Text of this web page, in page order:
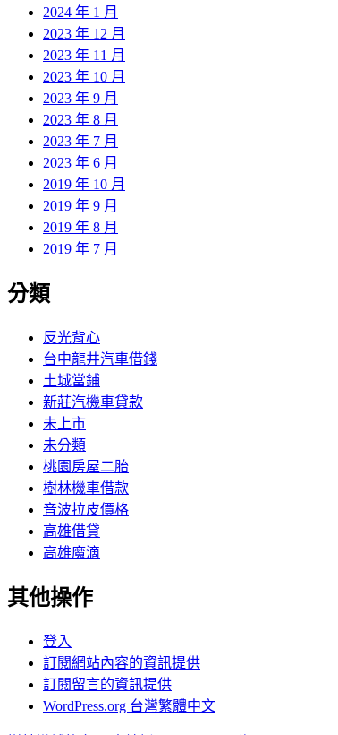
2024 年 1 月
2023 年 12 月
2023 年 11 月
2023 年 10 月
2023 年 9 月
2023 年 8 月
2023 年 7 月
2023 年 6 月
2019 年 10 月
2019 年 9 月
2019 年 8 月
2019 年 7 月
分類
反光背心
台中龍井汽車借錢
土城當鋪
新莊汽機車貸款
未上市
未分類
桃園房屋二胎
樹林機車借款
音波拉皮價格
高雄借貸
高雄魔滴
其他操作
登入
訂閱網站內容的資訊提供
訂閱留言的資訊提供
WordPress.org 台灣繁體中文